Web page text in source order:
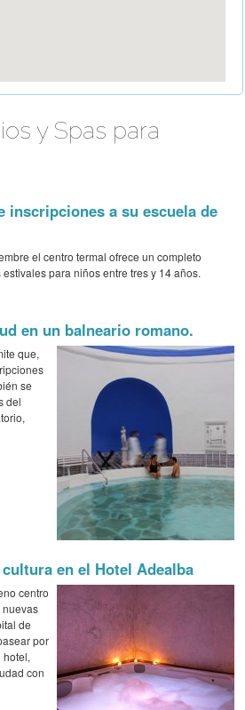
y Spas para
inscripciones a su escuela de
el centro termal ofrece un completo
para niños entre tres y 14 años.
en un balneario romano.
que,
se
del
en el Hotel Adealba
centro
de
por
hotel,
con